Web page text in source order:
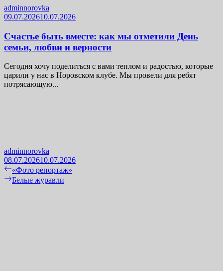
adminnorovka
09.07.202610.07.2026
Счастье быть вместе: как мы отметили День
семьи, любви и верности
Сегодня хочу поделиться с вами теплом и радостью, которые
царили у нас в Норовском клубе. Мы провели для ребят
потрясающую...
adminnorovka
08.07.202610.07.2026
Навигация
по
Previous
post:
«Фото репортаж»
Next
Белые журавли